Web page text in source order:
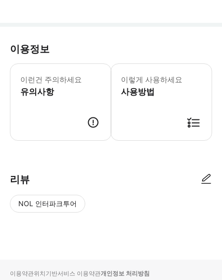
이용정보
이런건 주의하세요
유의사항
20세 미만은 구매할 수 없습니다. 각
이렇게 사용하세요
사용방법
리뷰
NOL 인터파크투어
입니
순
상
이용약관위치기반서비스 이용약관개인정보 처리방침